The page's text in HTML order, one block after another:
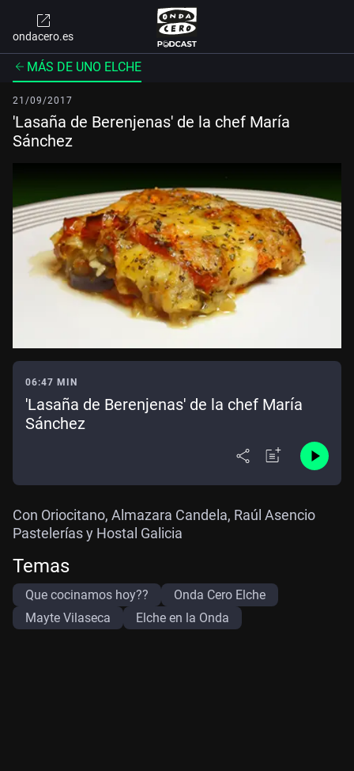
ondacero.es
MÁS DE UNO ELCHE
21/09/2017
'Lasaña de Berenjenas' de la chef María
Sánchez
06:47 MIN
'Lasaña de Berenjenas' de la chef María
Sánchez
Con Oriocitano, Almazara Candela, Raúl Asencio
Pastelerías y Hostal Galicia
Temas
Que cocinamos hoy??
Onda Cero Elche
Mayte Vilaseca
Elche en la Onda